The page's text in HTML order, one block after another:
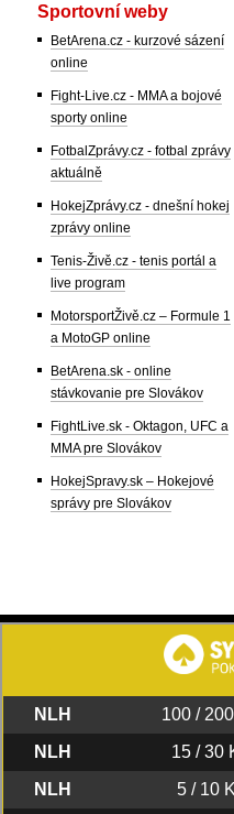
Sportovní weby
BetArena.cz - kurzové sázení
online
Fight-Live.cz - MMA a bojové
sporty online
FotbalZprávy.cz - fotbal zprávy
aktuálně
HokejZprávy.cz - dnešní hokej
zprávy online
Tenis-Živě.cz - tenis portál a
live program
MotorsportŽivě.cz – Formule 1
a MotoGP online
BetArena.sk - online
stávkovanie pre Slovákov
FightLive.sk - Oktagon, UFC a
MMA pre Slovákov
HokejSpravy.sk – Hokejové
správy pre Slovákov